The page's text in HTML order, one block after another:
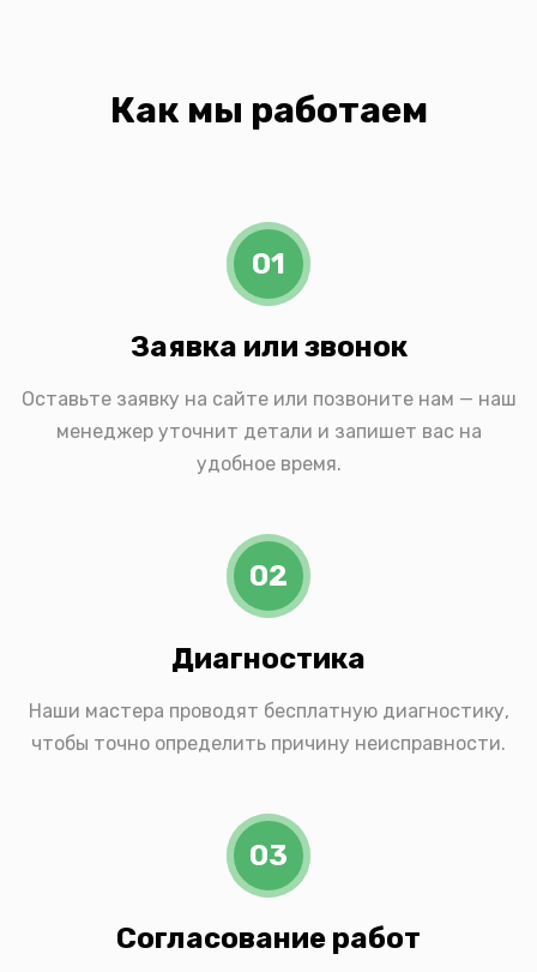
Как мы работаем
01
Заявка или звонок
Оставьте заявку на сайте или позвоните нам — наш
менеджер уточнит детали и запишет вас на
удобное время.
02
Диагностика
Наши мастера проводят бесплатную диагностику,
чтобы точно определить причину неисправности.
03
Согласование работ